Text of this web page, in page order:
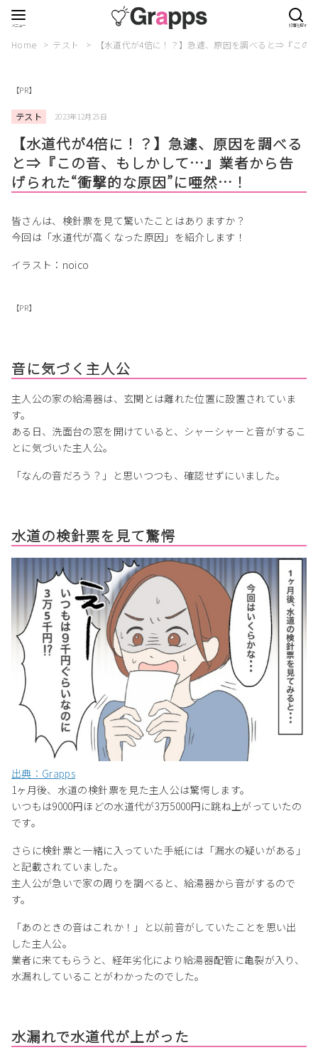
Home テスト 【水道代が4倍に！？】急遽、原因を調べると⇒『こ
【PR】
テスト 2023年12月25日
【水道代が4倍に！？】急遽、原因を調べる
と⇒『この音、もしかして…』業者から告
げられた“衝撃的な原因”に唖然…！
皆さんは、検針票を見て驚いたことはありますか？
今回は「水道代が高くなった原因」を紹介します！
イラスト：noico
【PR】
音に気づく主人公
主人公の家の給湯器は、玄関とは離れた位置に設置されていま
す。
ある日、洗面台の窓を開けていると、シャーシャーと音がするこ
とに気づいた主人公。
「なんの音だろう？」と思いつつも、確認せずにいました。
水道の検針票を見て驚愕
出典：Grapps
1ヶ月後、水道の検針票を見た主人公は驚愕します。
いつもは9000円ほどの水道代が3万5000円に跳ね上がっていたの
です。
さらに検針票と一緒に入っていた手紙には「漏水の疑いがある」
と記載されていました。
主人公が急いで家の周りを調べると、給湯器から音がするので
す。
「あのときの音はこれか！」と以前音がしていたことを思い出
した主人公。
業者に来てもらうと、経年劣化により給湯器配管に亀裂が入り、
水漏れしていることがわかったのでした。
水漏れで水道代が上がった